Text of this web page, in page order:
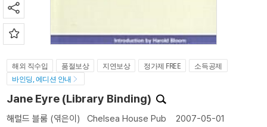
해외 직수입 품절보상 지연보상 정가제 FREE
소득공제
바인딩, 에디션 안내
Jane Eyre (Library Binding)
해럴드 블룸 (엮은이) Chelsea House Pub 2007-05-01